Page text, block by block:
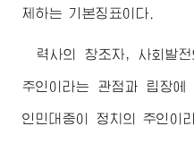
제하는 기본징표이다.
력사의 창조자, 사회발
주인이라는 관점과 립장에
인민대중이 정치의 주인이